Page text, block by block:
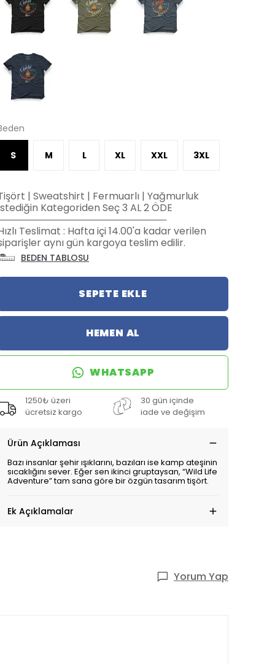
S M L XL XXL 3XL
| Sweatshirt | Fermuarlı | Yağmurluk
Kategoriden Seç 3 AL 2 ÖDE
Teslimat : Hafta içi 14.00'a kadar verilen
aynı gün kargoya teslim edilir.
BEDEN TABLOSU
SEPETE EKLE
HEMEN AL
WHATSAPP
1250₺ üzeri
ücretsiz kargo
30 gün içinde
iade ve değişim
Ürün Açıklaması
Bazı insanlar şehir ışıklarını, bazıları ise kamp ateşinin
sıcaklığını sever. Eğer sen ikinci gruptaysan, “Wild Life
Adventure” tam sana göre birözgün tasarım tişört.
Ek Açıklamalar
Yorum Yap